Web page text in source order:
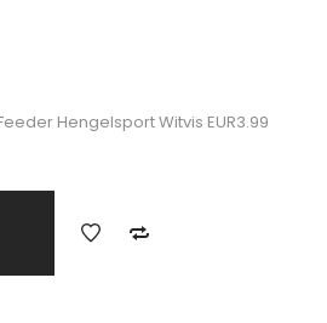
Hengelsport Witvis EUR3.99